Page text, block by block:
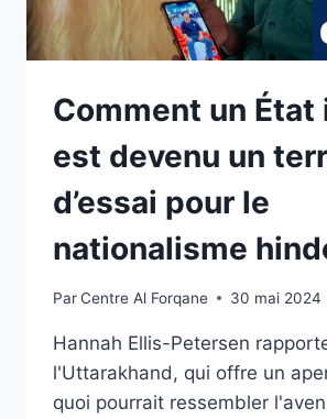
Comment un État
est devenu un
d’essai pour le
nationalisme
ParCentre Al Forqane 30 mai 2024
Hannah Ellis-Petersen
l'Uttarakhand, qui offre un
quoi pourrait ressembler